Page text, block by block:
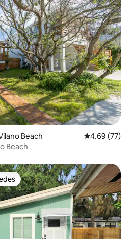
Beach Calificación
4.69 (77)
Beach
entre huéspedes